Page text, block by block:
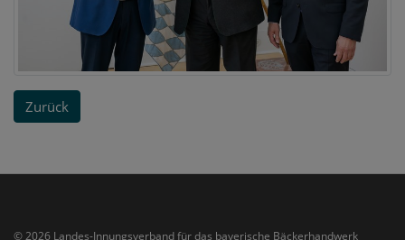
Zurück
© 2026 Landes-Innungsverband für das bayerische Bäckerhandwerk